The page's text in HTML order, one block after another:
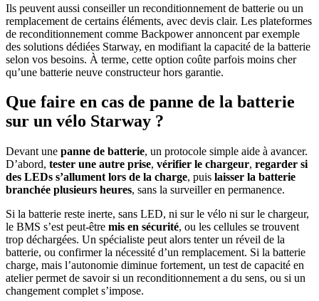
Ils peuvent aussi conseiller un reconditionnement de batterie ou un
remplacement de certains éléments, avec devis clair. Les plateformes
de reconditionnement comme Backpower annoncent par exemple
des solutions dédiées Starway, en modifiant la capacité de la batterie
selon vos besoins. À terme, cette option coûte parfois moins cher
qu’une batterie neuve constructeur hors garantie.
Que faire en cas de panne de la batterie
sur un vélo Starway ?
Devant une panne de batterie, un protocole simple aide à avancer.
D’abord, tester une autre prise, vérifier le chargeur, regarder si
des LEDs s’allument lors de la charge, puis laisser la batterie
branchée plusieurs heures, sans la surveiller en permanence.
Si la batterie reste inerte, sans LED, ni sur le vélo ni sur le chargeur,
le BMS s’est peut‑être mis en sécurité, ou les cellules se trouvent
trop déchargées. Un spécialiste peut alors tenter un réveil de la
batterie, ou confirmer la nécessité d’un remplacement. Si la batterie
charge, mais l’autonomie diminue fortement, un test de capacité en
atelier permet de savoir si un reconditionnement a du sens, ou si un
changement complet s’impose.